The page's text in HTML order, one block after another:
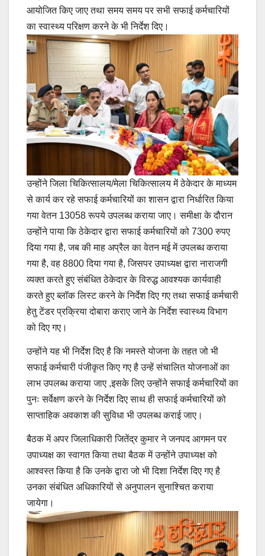
आयोजित किए जाए तथा समय समय पर सभी सफाई कर्मचारियों
का स्वास्थ्य परिक्षण करने के भी निर्देश दिए।
उन्होंने जिला चिकित्सालय/मेला चिकित्सालय में ठेकेदार के माध्यम
से कार्य कर रहे सफाई कर्मचारियों का शासन द्वारा निर्धारित किया
गया वेतन 13058 रूपये उपलब्ध कराया जाए। समीक्षा के दौरान
उन्होंने पाया कि ठेकेदार द्वारा सफाई कर्मचारियों को 7300 रुपए
दिया गया है, जब की माह अप्रैल का वेतन मई में उपलब्ध कराया
गया है, वह 8800 दिया गया है, जिसपर उपाध्यक्ष द्वारा नाराजगी
व्यक्त करते हुए संबंधित ठेकेदार के विरुद्ध आवश्यक कार्यवाही
करते हुए ब्लॉक लिस्ट करने के निर्देश दिए गए तथा सफाई कर्मचारी
हेतु टेंडर प्रक्रिया दोबारा कराए जाने के निर्देश स्वास्थ्य विभाग
को दिए गए।
उन्होंने यह भी निर्देश दिए है कि नमस्ते योजना के तहत जो भी
सफाई कर्मचारी पंजीकृत किए गए है उन्हें संचालित योजनाओं का
लाभ उपलब्ध कराया जाए ,इसके लिए उन्होंने सफाई कर्मचारियों का
पुनः सर्वेक्षण करने के निर्देश दिए साथ ही सफाई कर्मचारियों को
साप्ताहिक अवकाश की सुविधा भी उपलब्ध कराई जाए।
बैठक में अपर जिलाधिकारी जितेंद्र कुमार ने जनपद आगमन पर
उपाध्यक्ष का स्वागत किया तथा बैठक में उन्होंने उपाध्यक्ष को
आश्वस्त किया है कि उनके द्वारा जो भी दिशा निर्देश दिए गए है
उनका संबंधित अधिकारियों से अनुपालन सुनाश्चित कराया
जायेगा।